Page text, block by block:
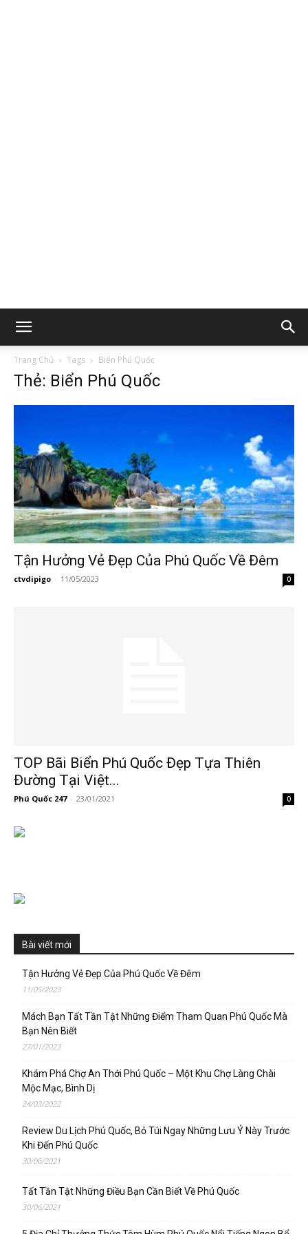
Trang Chủ Tags Biển Phú Quốc
Thẻ: Biển Phú Quốc
Tận Hưởng Vẻ Đẹp Của Phú Quốc Về Đêm
ctvdipigo - 11/05/2023 0
TOP Bãi Biển Phú Quốc Đẹp Tựa Thiên
Đường Tại Việt...
Phú Quốc 247 - 23/01/2021 0
Bài viết mới
Tận Hưởng Vẻ Đẹp Của Phú Quốc Về Đêm
11/05/2023
Mách Bạn Tất Tần Tật Những Điểm Tham Quan Phú Quốc Mà
Bạn Nên Biết
27/01/2023
Khám Phá Chợ An Thới Phú Quốc – Một Khu Chợ Làng Chài
Mộc Mạc, Bình Dị
24/03/2022
Review Du Lịch Phú Quốc, Bỏ Túi Ngay Những Lưu Ý Này Trước
Khi Đến Phú Quốc
30/06/2021
Tất Tần Tật Những Điều Bạn Cần Biết Về Phú Quốc
30/06/2021